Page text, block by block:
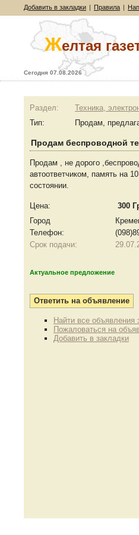
Добавить в закладки | Правила |
Желтая
Сегодня 07.08.2026
Раздел:
Техника,
Тип:
Продам,
Продам беспроводной
Продам , не дорого
автоответчиком, память на
состоянии.
Цена:
300
Город
Телефон:
Срок подачи:
Актуальное предложение
Найти все объявления
Пожаловаться на
Добавить в закладки